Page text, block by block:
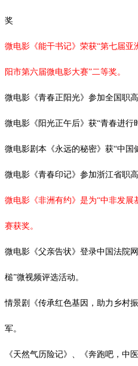
奖
微电影《能干书记》荣获“第七届亚
阳市第六届微电影大赛”二等奖。
微电影《青春正阳光》参加全国职
微电影《阳光正午后》获“青春进行
微电影剧本《永远的秘密》获“中国
微电影《青春印记》参加浙江省职
微电影《非洲有约》是为“中非发展
赛获奖。
微电影《父亲告状》登录中国法院
槌”微视频评选活动。
情景剧《传承红色基因，助力乡村
军。
《天然气历险记》、《奔跑吧，中